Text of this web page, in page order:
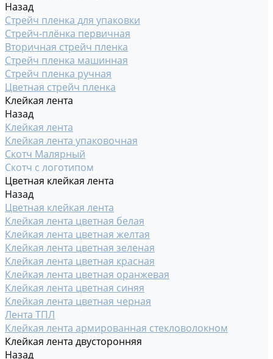
Назад
Стрейч пленка для упаковки
Стрейч-плёнка первичная
Вторичная стрейч пленка
Стрейч пленка машинная
Стрейч пленка ручная
Цветная стрейч пленка
Клейкая лента
Назад
Клейкая лента
Клейкая лента упаковочная
Скотч Малярный
Скотч с логотипом
Цветная клейкая лента
Назад
Цветная клейкая лента
Клейкая лента цветная белая
Клейкая лента цветная желтая
Клейкая лента цветная зеленая
Клейкая лента цветная красная
Клейкая лента цветная оранжевая
Клейкая лента цветная синяя
Клейкая лента цветная черная
Лента ТПЛ
Клейкая лента армированная стекловолокном
Клейкая лента двусторонняя
Назад